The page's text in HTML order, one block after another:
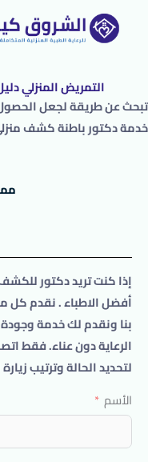
التمريض المنزلي
تبحث عن طريقة لجعل الحصول
خدمة دكتور باطنة كشف
إذا كنت تريددكتورللكشف
أفضل الاطباء . نقدم كل
بنا ونقدم لك خدمة
الرعاية دون عناء. فقط
لتحديد الحالة وترتيب
الأسم